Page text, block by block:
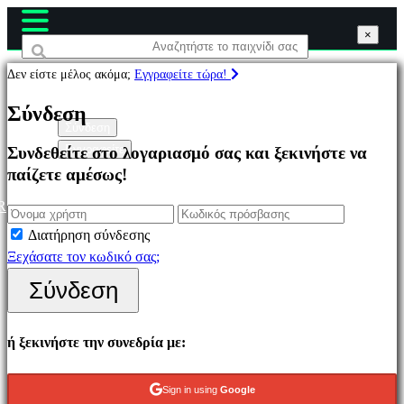
Παιχνίδια
Επιλεγμένο
Νέα
παιχνίδια
Παιχνίδια
παίξετε
δωρεάν
Σύνδεση
Εγγραφείτε
×
Δεν είστε μέλος ακόμα; Εγγραφείτε τώρα!
Σύνδεση
Συνδεθείτε στο λογαριασμό σας και ξεκινήστε να
παίζετε αμέσως!
Διατήρηση σύνδεσης
Ξεχάσατε τον κωδικό σας;
Σύνδεση
ή ξεκινήστε την συνεδρία με:
Sign in using Google
×
×